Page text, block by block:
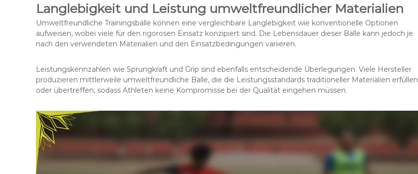
Langlebigkeit und Leistung umweltfreundlicher Materialien
Umweltfreundliche Trainingsbälle können eine vergleichbare Langlebigkeit wie konventionelle Optionen
aufweisen, wobei viele für den rigorosen Einsatz konzipiert sind. Die Lebensdauer dieser Bälle kann jedoch je
nach den verwendeten Materialien und den Einsatzbedingungen variieren.
Leistungskennzahlen wie Sprungkraft und Grip sind ebenfalls entscheidende Überlegungen. Viele Hersteller
produzieren mittlerweile umweltfreundliche Bälle, die die Leistungsstandards traditioneller Materialien erfüllen
oder übertreffen, sodass Athleten keine Kompromisse bei der Qualität eingehen müssen.